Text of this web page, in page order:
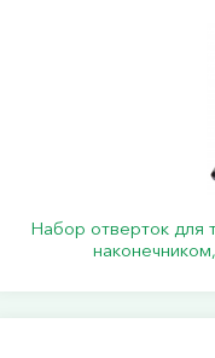
Набор отверток для